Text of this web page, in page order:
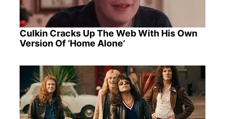
Culkin Cracks Up The Web With His Own
Version Of ‘Home Alone’